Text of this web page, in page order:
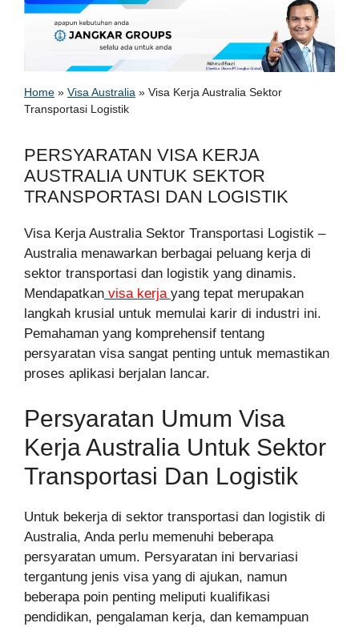
Home » Visa Australia » Visa Kerja Australia Sektor
Transportasi Logistik
PERSYARATAN VISA KERJA
AUSTRALIA UNTUK SEKTOR
TRANSPORTASI DAN LOGISTIK
Visa Kerja Australia Sektor Transportasi Logistik –
Australia menawarkan berbagai peluang kerja di
sektor transportasi dan logistik yang dinamis.
Mendapatkan visa kerja yang tepat merupakan
langkah krusial untuk memulai karir di industri ini.
Pemahaman yang komprehensif tentang
persyaratan visa sangat penting untuk memastikan
proses aplikasi berjalan lancar.
Persyaratan Umum Visa
Kerja Australia Untuk Sektor
Transportasi Dan Logistik
Untuk bekerja di sektor transportasi dan logistik di
Australia, Anda perlu memenuhi beberapa
persyaratan umum. Persyaratan ini bervariasi
tergantung jenis visa yang di ajukan, namun
beberapa poin penting meliputi kualifikasi
pendidikan, pengalaman kerja, dan kemampuan